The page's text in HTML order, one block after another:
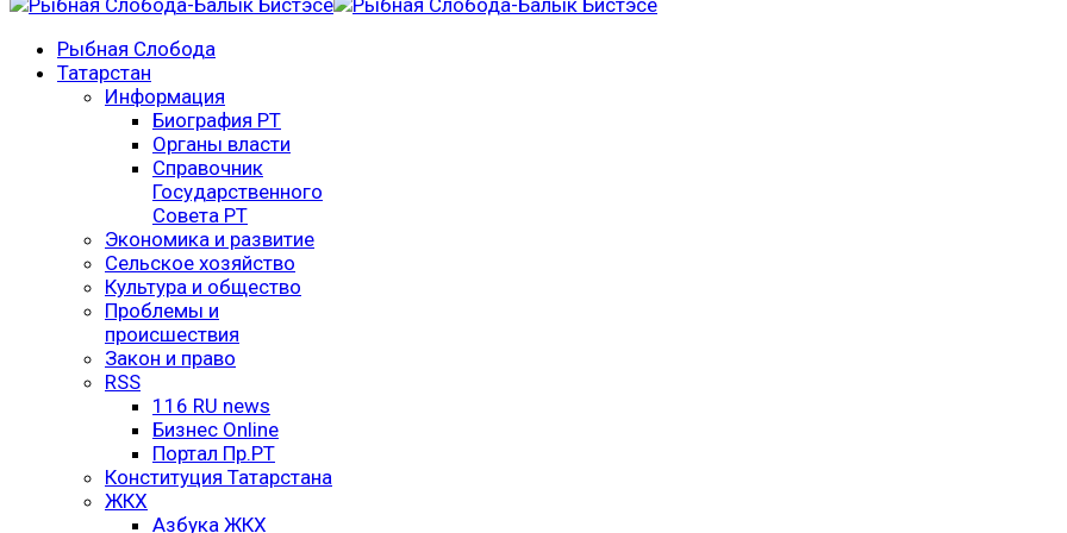
Рыбная Слобода
Татарстан
Информация
Биография РТ
Органы власти
Справочник
Государственного
Совета РТ
Экономика и развитие
Сельское хозяйство
Культура и общество
Проблемы и
происшествия
Закон и право
RSS
116 RU news
Бизнес Online
Портал Пр.РТ
Конституция Татарстана
ЖКХ
Азбука ЖКХ